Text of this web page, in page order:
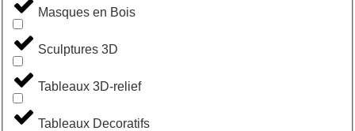
Masques en Bois
Sculptures 3D
Tableaux 3D-relief
Tableaux Decoratifs